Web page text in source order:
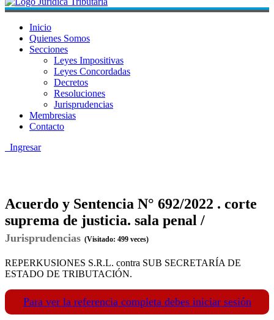
Inicio
Quienes Somos
Secciones
Leyes Impositivas
Leyes Concordadas
Decretos
Resoluciones
Jurisprudencias
Membresias
Contacto
Ingresar
Acuerdo y Sentencia N° 692/2022 . corte
suprema de justicia. sala penal /
Jurisprudencias (Visitado: 499 veces)
REPERKUSIONES S.R.L. contra SUB SECRETARÍA DE
ESTADO DE TRIBUTACIÓN.
Para ver la referencia completa debes iniciar sesión